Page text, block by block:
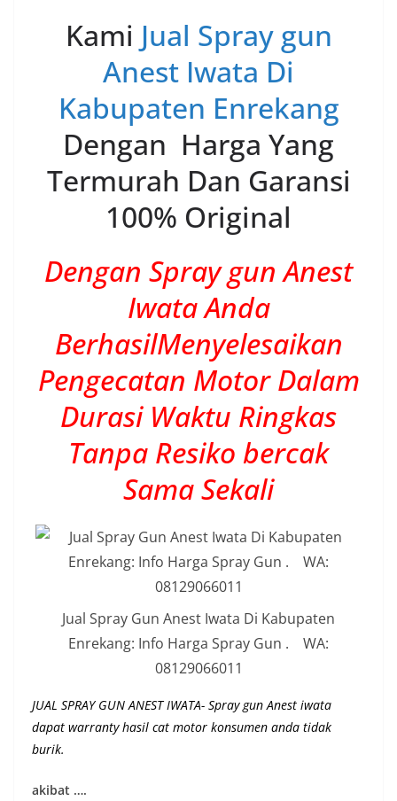
Kami Jual Spray gun
Anest Iwata Di
Kabupaten Enrekang
Dengan Harga Yang
Termurah Dan Garansi
100% Original
Dengan Spray gun Anest
Iwata Anda
BerhasilMenyelesaikan
Pengecatan Motor Dalam
Durasi Waktu Ringkas
Tanpa Resiko bercak
Sama Sekali
Jual Spray Gun Anest Iwata Di Kabupaten
Enrekang: Info Harga Spray Gun . WA:
08129066011
JUAL SPRAY GUN ANEST IWATA- Spray gun Anest iwata
dapat warranty hasil cat motor konsumen anda tidak
burik.
akibat ….